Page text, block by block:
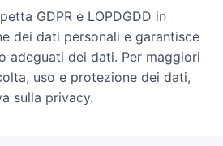
GDPR e LOPDGDD in
dei dati personali e garantisce
adeguati dei dati. Per maggiori
uso e protezione dei dati,
sulla privacy.